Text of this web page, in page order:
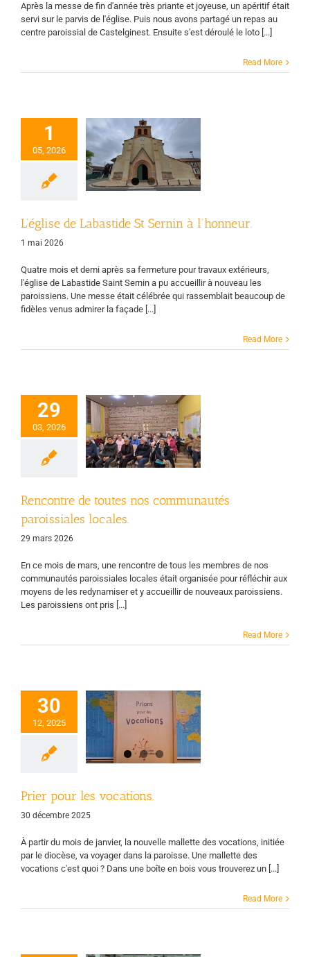
Après la messe de fin d'année très priante et joyeuse, un apéritif était
servi sur le parvis de l'église. Puis nous avons partagé un repas au
centre paroissial de Castelginest. Ensuite s'est déroulé le loto [...]
Read More
1
05, 2026
L’église de
St Sernin
à l’honneur.
Page d'accueil
L’église de Labastide St Sernin à l’honneur.
1 mai 2026
Quatre mois et demi après sa fermeture pour travaux extérieurs,
l'église de Labastide Saint Sernin a pu accueillir à nouveau les
paroissiens. Une messe était célébrée qui rassemblait beaucoup de
fidèles venus admirer la façade [...]
Read More
29
03, 2026
de toutes
communautés
locales.
Page d'accueil
Rencontre de toutes nos communautés
paroissiales locales.
29 mars 2026
En ce mois de mars, une rencontre de tous les membres de nos
communautés paroissiales locales était organisée pour réfléchir aux
moyens de les redynamiser et y accueillir de nouveaux paroissiens.
Les paroissiens ont pris [...]
Read More
30
12, 2025
pour les
vocations.
Page d'accueil
et diacres
Prier pour les vocations.
30 décembre 2025
À partir du mois de janvier, la nouvelle mallette des vocations, initiée
par le diocèse, va voyager dans la paroisse. Une mallette des
vocations c'est quoi ? Dans une boîte en bois vous trouverez un [...]
Read More